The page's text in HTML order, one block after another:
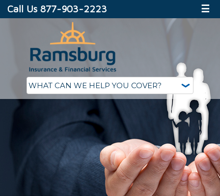
Call Us 877-903-2223 ☰